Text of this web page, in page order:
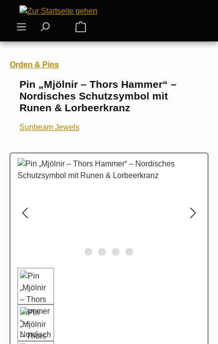
Zum Hauptinhalt springen
Warenkorb enthält 0 Positionen.
Orden & Pins
Pin „Mjölnir – Thors Hammer“ –
Nordisches Schutzsymbol mit
Runen & Lorbeerkranz
Sunbeam Jewels
Bildergalerie überspringen